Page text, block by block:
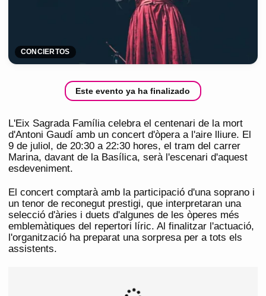
CONCIERTOS
Este evento ya ha finalizado
L'Eix Sagrada Família celebra el centenari de la mort
d'Antoni Gaudí amb un concert d'òpera a l'aire lliure. El
9 de juliol, de 20:30 a 22:30 hores, el tram del carrer
Marina, davant de la Basílica, serà l'escenari d'aquest
esdeveniment.
El concert comptarà amb la participació d'una soprano i
un tenor de reconegut prestigi, que interpretaran una
selecció d'àries i duets d'algunes de les òperes més
emblemàtiques del repertori líric. Al finalitzar l'actuació,
l'organització ha preparat una sorpresa per a tots els
assistents.